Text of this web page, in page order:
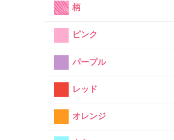
柄
ピンク
パープル
レッド
オレンジ